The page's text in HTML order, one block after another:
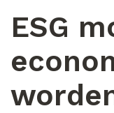
ESG